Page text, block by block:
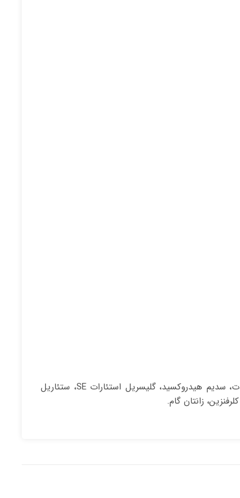
آب، کوکو کاپریلات کاپرات، گلوکونولاکتون، دایمتیکون و دایمتیکون/ وینیل دایمتیکون کراس پلیمر، سیلیکا، ستئاریل اولیوات، سوربیتان اولیوات، سدیم هیدروکسید، گلیسریل استئارات SE، ستئاریل